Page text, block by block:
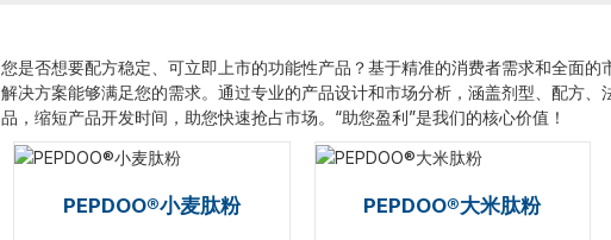
您是否想要配方稳定、可立即上市的功能性产品？基于精准的消费者需求和全面的
解决方案能够满足您的需求。通过专业的产品设计和市场分析，涵盖剂型、配方
品，缩短产品开发时间，助您快速抢占市场。“助您盈利”是我们的核心价值！
PEPDOO®小麦肽粉 PEPDOO®大米肽粉